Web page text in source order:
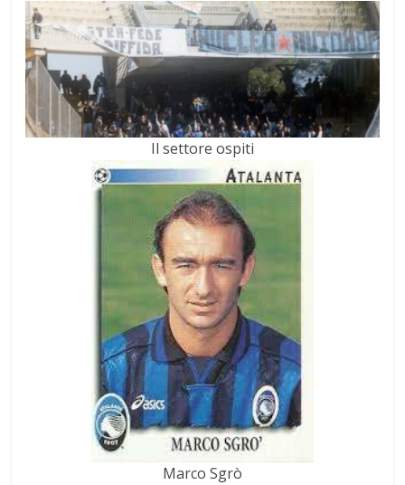
Il settore ospiti
Marco Sgrò